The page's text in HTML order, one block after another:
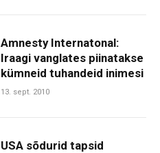
Amnesty Internatonal:
Iraagi vanglates piinatakse
kümneid tuhandeid inimesi
13. sept. 2010
USA sõdurid tapsid